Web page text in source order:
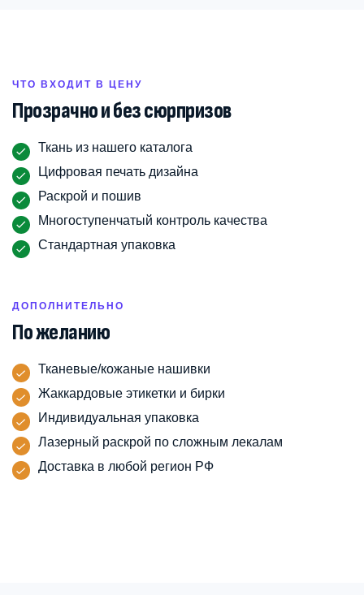
ЧТО ВХОДИТ В ЦЕНУ
Прозрачно и без сюрпризов
Ткань из нашего каталога
Цифровая печать дизайна
Раскрой и пошив
Многоступенчатый контроль качества
Стандартная упаковка
ДОПОЛНИТЕЛЬНО
По желанию
Тканевые/кожаные нашивки
Жаккардовые этикетки и бирки
Индивидуальная упаковка
Лазерный раскрой по сложным лекалам
Доставка в любой регион РФ